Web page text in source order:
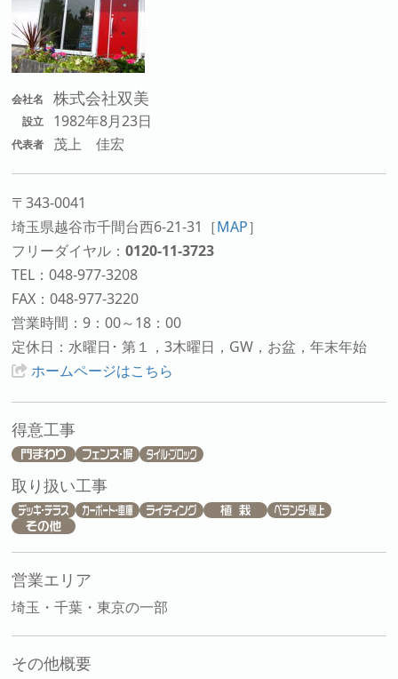
会社名 株式会社双美
設立 1982年8月23日
代表者 茂上 佳宏
〒343-0041
埼玉県越谷市千間台西6-21-31 ［MAP］
フリーダイヤル：0120-11-3723
TEL：048-977-3208
FAX：048-977-3220
営業時間：9：00～18：00
定休日：水曜日･ 第１，3木曜日，GW，お盆，年末年始
ホームページはこちら
得意工事
取り扱い工事
営業エリア
埼玉・千葉・東京の一部
その他概要